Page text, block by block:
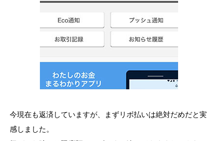
今現在も返済していますが、まずリボ払いは絶対だめだと実
感しました。